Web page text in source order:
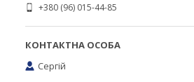
+380 (96) 015-44-85
Сергій